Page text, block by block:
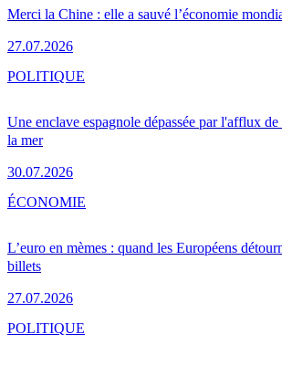
Merci la Chine : elle a sauvé l’économie
27.07.2026
Une enclave espagnole dépassée par l'afflux
la mer
30.07.2026
POLITIQUE
L’euro en mèmes : quand les Européens
billets
27.07.2026
ÉCONOMIE
POLITIQUE